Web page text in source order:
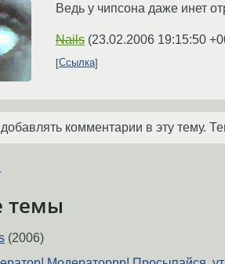
Ведь у чипсона даже инет
Nails (23.02.2006 19:15:50
Ссылка
комментарии в эту тему.
темы
(2006)